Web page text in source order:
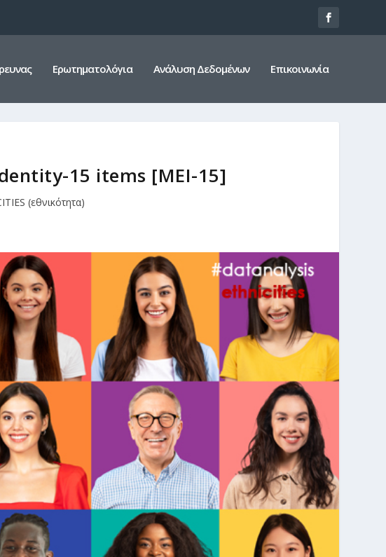
Ερωτηματολόγια Ανάλυση Δεδομένων Επικοινωνία
15 items [MEI-15]
(εθνικότητα)